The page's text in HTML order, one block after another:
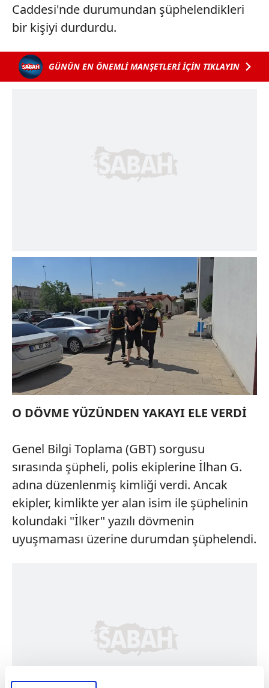
Caddesi'nde durumundan şüphelendikleri
bir kişiyi durdurdu.
GÜNÜN EN ÖNEMLİ MANŞETLERİ İÇİN TIKLAYIN
O DÖVME YÜZÜNDEN YAKAYI ELE VERDİ
Genel Bilgi Toplama (GBT) sorgusu
sırasında şüpheli, polis ekiplerine İlhan G.
adına düzenlenmiş kimliği verdi. Ancak
ekipler, kimlikte yer alan isim ile şüphelinin
kolundaki "İlker" yazılı dövmenin
uyuşmaması üzerine durumdan şüphelendi.